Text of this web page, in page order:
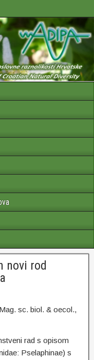
novi rod
Mag. sc. biol. & oecol.,
rad s opisom
Pselaphinae) s